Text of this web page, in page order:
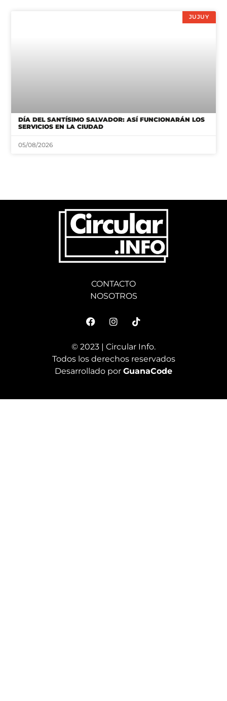
JUJUY
DÍA DEL SANTÍSIMO SALVADOR: ASÍ FUNCIONARÁN LOS
SERVICIOS EN LA CIUDAD
05/08/2026
CONTACTO
NOSOTROS
© 2023 | Circular Info.
Todos los derechos reservados
Desarrollado por GuanaCode